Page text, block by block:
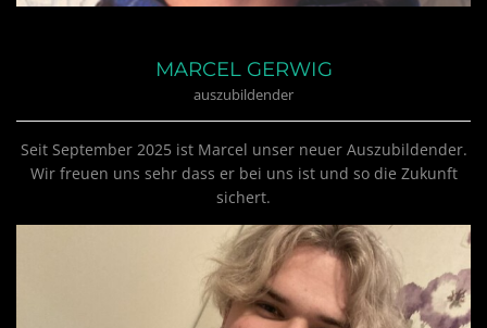
MARCEL GERWIG
auszubildender
Seit September 2025 ist Marcel unser neuer Auszubildender.
Wir freuen uns sehr dass er bei uns ist und so die Zukunft
sichert.